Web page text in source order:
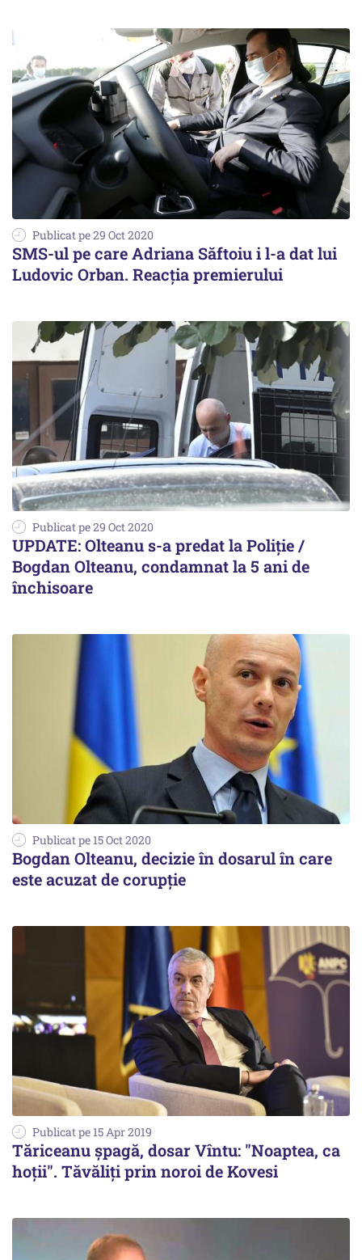
Publicat pe 29 Oct 2020
SMS-ul pe care Adriana Săftoiu i l-a dat lui
Ludovic Orban. Reacția premierului
Publicat pe 29 Oct 2020
UPDATE: Olteanu s-a predat la Poliție /
Bogdan Olteanu, condamnat la 5 ani de
închisoare
Publicat pe 15 Oct 2020
Bogdan Olteanu, decizie în dosarul în care
este acuzat de corupție
Publicat pe 15 Apr 2019
Tăriceanu șpagă, dosar Vîntu: "Noaptea, ca
hoții". Tăvăliți prin noroi de Kovesi